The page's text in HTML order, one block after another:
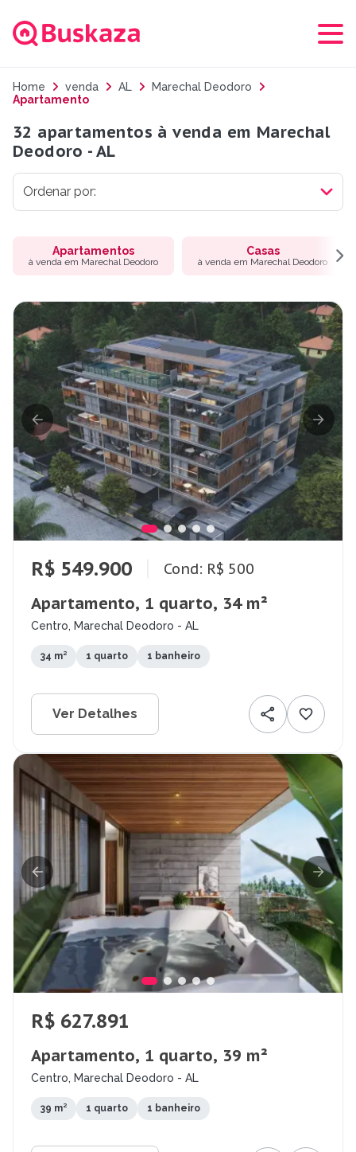
Home venda AL
Marechal Deodoro
Apartamento
32 apartamentos à venda em Marechal
Deodoro - AL
Apartamentos
à venda em Marechal Deodoro
Casas
à venda em Marechal Deodoro
R$ 549.900 Cond: R$ 500
Apartamento, 1 quarto, 34 m²
Centro, Marechal Deodoro - AL
34 m² 1 quarto 1 banheiro
Ver Detalhes
R$ 627.891
Apartamento, 1 quarto, 39 m²
Centro, Marechal Deodoro - AL
39 m² 1 quarto 1 banheiro